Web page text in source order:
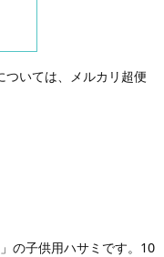
ついては、メルカリ超便
の子供用ハサミです。10